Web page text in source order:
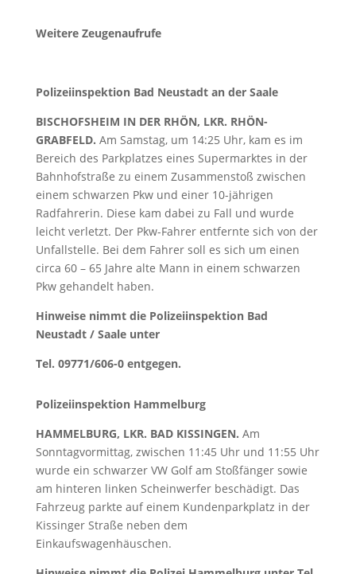
Weitere Zeugenaufrufe
Polizeiinspektion Bad Neustadt an der Saale
BISCHOFSHEIM IN DER RHÖN, LKR. RHÖN-
GRABFELD. Am Samstag, um 14:25 Uhr, kam es im
Bereich des Parkplatzes eines Supermarktes in der
Bahnhofstraße zu einem Zusammenstoß zwischen
einem schwarzen Pkw und einer 10-jährigen
Radfahrerin. Diese kam dabei zu Fall und wurde
leicht verletzt. Der Pkw-Fahrer entfernte sich von der
Unfallstelle. Bei dem Fahrer soll es sich um einen
circa 60 – 65 Jahre alte Mann in einem schwarzen
Pkw gehandelt haben.
Hinweise nimmt die Polizeiinspektion Bad
Neustadt / Saale unter
Tel. 09771/606-0 entgegen.
Polizeiinspektion Hammelburg
HAMMELBURG, LKR. BAD KISSINGEN. Am
Sonntagvormittag, zwischen 11:45 Uhr und 11:55 Uhr
wurde ein schwarzer VW Golf am Stoßfänger sowie
am hinteren linken Scheinwerfer beschädigt. Das
Fahrzeug parkte auf einem Kundenparkplatz in der
Kissinger Straße neben dem
Einkaufswagenhäuschen.